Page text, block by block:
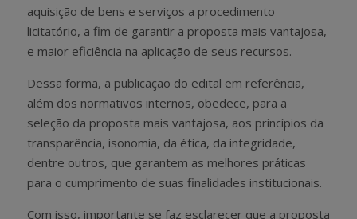
aquisição de bens e serviços a procedimento
licitatório, a fim de garantir a proposta mais vantajosa,
e maior eficiência na aplicação de seus recursos.
Dessa forma, a publicação do edital em referência,
além dos normativos internos, obedece, para a
seleção da proposta mais vantajosa, aos princípios da
transparência, isonomia, da ética, da integridade,
dentre outros, que garantem as melhores práticas
para o cumprimento de suas finalidades institucionais.
Com isso, importante se faz esclarecer que a proposta